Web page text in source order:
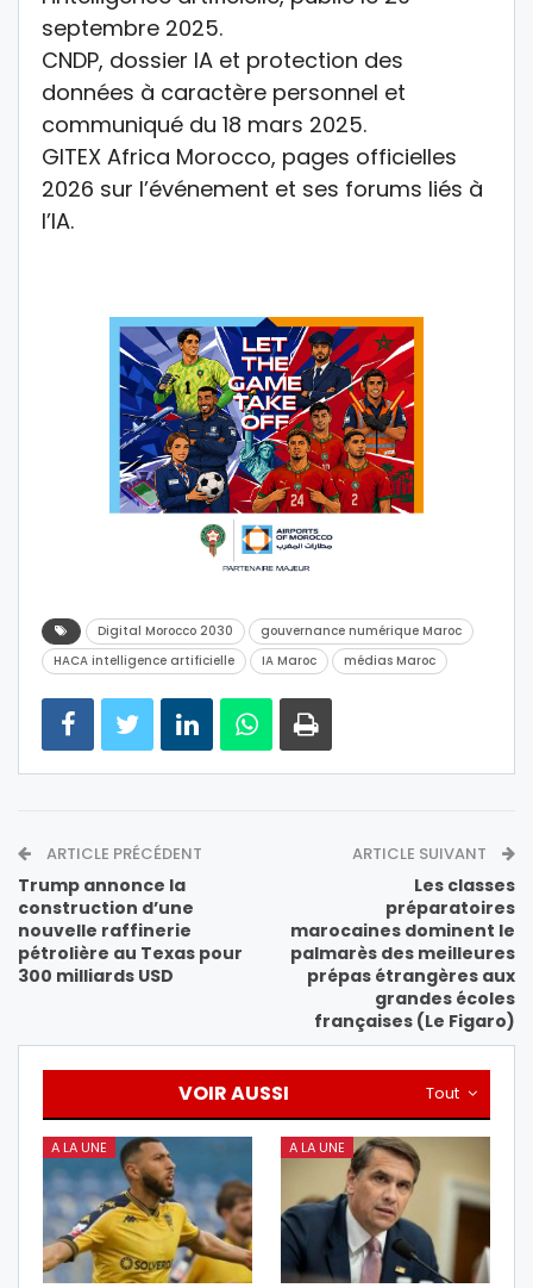
septembre 2025.
CNDP, dossier IA et protection des
données à caractère personnel et
communiqué du 18 mars 2025.
GITEX Africa Morocco, pages officielles
2026 sur l’événement et ses forums liés à
l’IA.
Digital Morocco 2030
gouvernance numérique Maroc
HACA intelligence artificielle
IA Maroc médias Maroc
ARTICLE PRÉCÉDENT
Trump annonce la
construction d’une
nouvelle raffinerie
pétrolière au Texas pour
300 milliards USD
ARTICLE SUIVANT
Les classes
préparatoires
marocaines dominent le
palmarès des meilleures
prépas étrangères aux
grandes écoles
françaises (Le Figaro)
Tout
VOIR AUSSI
A LA UNE A LA UNE